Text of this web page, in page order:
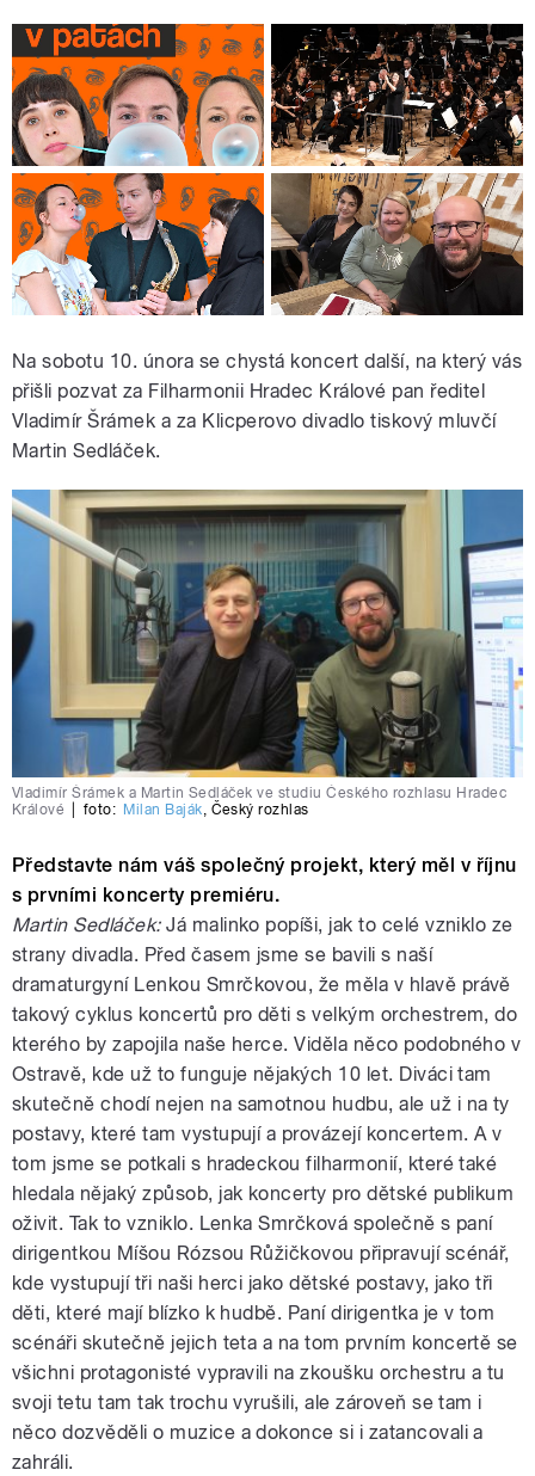
Na sobotu 10. února se chystá koncert další, na který vás
přišli pozvat za Filharmonii Hradec Králové pan ředitel
Vladimír Šrámek a za Klicperovo divadlo tiskový mluvčí
Martin Sedláček.
Vladimír Šrámek a Martin Sedláček ve studiu Českého rozhlasu Hradec
Králové
foto: Milan Baják, Český rozhlas
Představte nám váš společný projekt, který měl v říjnu
s prvními koncerty premiéru.
Martin Sedláček:Já malinko popíši, jak to celé vzniklo ze
strany divadla. Před časem jsme se bavili s naší
dramaturgyní Lenkou Smrčkovou, že měla v hlavě právě
takový cyklus koncertů pro děti s velkým orchestrem, do
kterého by zapojila naše herce. Viděla něco podobného v
Ostravě, kde už to funguje nějakých 10 let. Diváci tam
skutečně chodí nejen na samotnou hudbu, ale už i na ty
postavy, které tam vystupují a provázejí koncertem. A v
tom jsme se potkali s hradeckou filharmonií, které také
hledala nějaký způsob, jak koncerty pro dětské publikum
oživit. Tak to vzniklo. Lenka Smrčková společně s paní
dirigentkou Míšou Rózsou Růžičkovou připravují scénář,
kde vystupují tři naši herci jako dětské postavy, jako tři
děti, které mají blízko k hudbě. Paní dirigentka je v tom
scénáři skutečně jejich teta a na tom prvním koncertě se
všichni protagonisté vypravili na zkoušku orchestru a tu
svoji tetu tam tak trochu vyrušili, ale zároveň se tam i
něco dozvěděli o muzice a dokonce si i zatancovali a
zahráli.